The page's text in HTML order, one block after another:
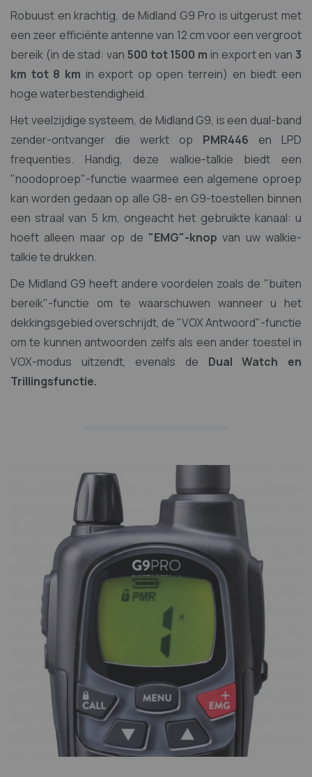
Robuust en krachtig, de Midland G9 Pro is uitgerust met
een zeer efficiënte antenne van 12 cm voor een vergroot
bereik (in de stad: van 500 tot 1500 m in export en van3
km tot 8 km in export op open terrein) en biedt een
hoge waterbestendigheid.
Het veelzijdige systeem, de Midland G9, is een dual-band
zender-ontvanger die werkt op PMR446 en LPD
frequenties. Handig, deze walkie-talkie biedt een
"noodoproep"-functie waarmee een algemene oproep
kan worden gedaan op alle G8- en G9-toestellen binnen
een straal van 5 km, ongeacht het gebruikte kanaal: u
hoeft alleen maar op de "EMG"-knop van uw walkie-
talkie te drukken.
De Midland G9 heeft andere voordelen zoals de "buiten
bereik"-functie om te waarschuwen wanneer u het
dekkingsgebied overschrijdt, de "VOX Antwoord"-functie
om te kunnen antwoorden zelfs als een ander toestel in
VOX-modus uitzendt, evenals de Dual Watch en
Trillingsfunctie.